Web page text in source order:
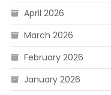
April 2026
March 2026
February 2026
January 2026